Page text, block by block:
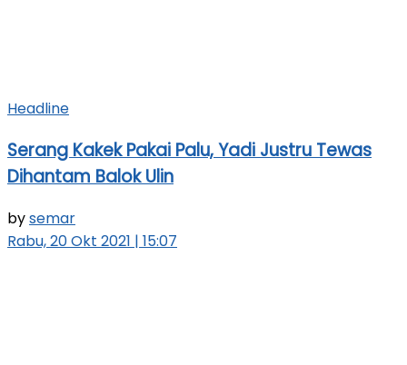
Headline
Serang Kakek Pakai Palu, Yadi Justru Tewas
Dihantam Balok Ulin
bysemar
Rabu, 20 Okt 2021 | 15:07